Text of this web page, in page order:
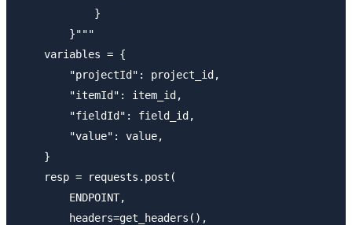
            }
        }"""
    variables = {
        "projectId": project_id,
        "itemId": item_id,
        "fieldId": field_id,
        "value": value,
    }
    resp = requests.post(
        ENDPOINT,
        headers=get_headers(),